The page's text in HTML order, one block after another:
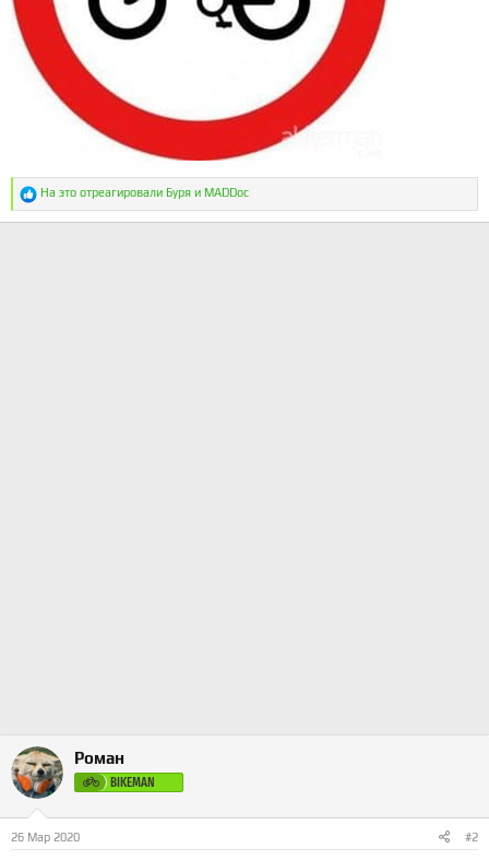
Р
а
На это отреагировали Буря и MADDoc
Роман
BIKEMAN
26 Мар 2020 #2